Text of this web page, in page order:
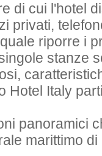
di cui l'hotel
privati,
riporre i
stanze
Hotel Italy
panoramici
marittimo di